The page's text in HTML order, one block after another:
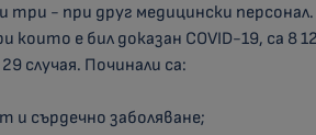
три - при друг медицински персонал.
които е бил доказан COVID-19, са 8
случая. Починали са:
и сърдечно заболяване;